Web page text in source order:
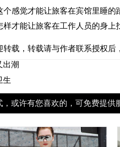
感觉才能让旅客在宾馆里睡
才能让旅客在工作人员的身上
载，转载请与作者联系授权后
出潮
生
或许有您喜欢的，可免费提供